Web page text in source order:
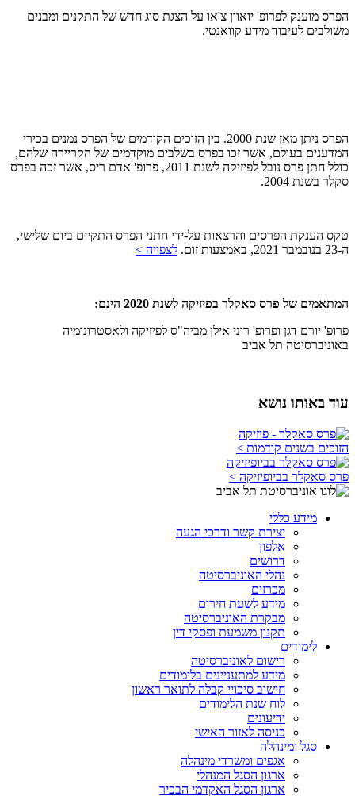
הפרס מוענק לפרופ' יואוון צ'או על הצגת סוג חדש של התקנים ומבנים
משולבים לעיבוד מידע קוואנטי.
הפרס ניתן מאז שנת 2000. בין הזוכים הקודמים של הפרס נמנים בכירי
המדענים בעולם, אשר זכו בפרס בשלבים מוקדמים של הקריירה שלהם,
כולל חתן פרס נובל לפיזיקה לשנת 2011, פרופ' אדם ריס, אשר זכה בפרס
סקלר בשנת 2004.
טקס הענקת הפרסים והרצאות על-ידי חתני הפרס התקיים ביום שלישי,
ה-23 בנובמבר 2021, באמצעות זום.
לצפייה >
המתאמים של פרס סאקלר בפיזיקה לשנת 2020 הינם:
פרופ' יורם דגן ופרופ' רוני אילן מביה"ס לפיזיקה ולאסטרונומיה
באוניברסיטה תל אביב
עוד באותו נושא
הזוכים בשנים קודמות >
פרס סאקלר בביופיזיקה >
מידע כללי
יצירת קשר ודרכי הגעה
אלפון
דרושים
נהלי האוניברסיטה
מכרזים
מידע לשעת חירום
מבקרת האוניברסיטה
תקנון משמעת ופסקי דין
לימודים
רישום לאוניברסיטה
מידע למתעניינים בלימודים
חישוב סיכויי קבלה לתואר ראשון
לוח שנת הלימודים
ידיעונים
כניסה לאזור האישי
סגל ומינהלה
אגפים ומשרדי מינהלה
ארגון הסגל המנהלי
ארגון הסגל האקדמי הבכיר